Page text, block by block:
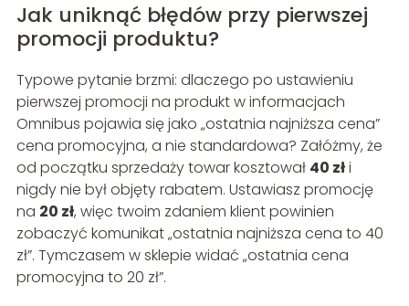
Jak uniknąć błędów przy pierwszej
promocji produktu?
Typowe pytanie brzmi: dlaczego po ustawieniu
pierwszej promocji na produkt w informacjach
Omnibus pojawia się jako „ostatnia najniższa cena”
cena promocyjna, a nie standardowa? Załóżmy, że
od początku sprzedaży towar kosztował 40 złi
nigdy nie był objęty rabatem. Ustawiasz promocję
na 20 zł, więc twoim zdaniem klient powinien
zobaczyć komunikat „ostatnia najniższa cena to 40
zł”. Tymczasem w sklepie widać „ostatnia cena
promocyjna to 20 zł”.